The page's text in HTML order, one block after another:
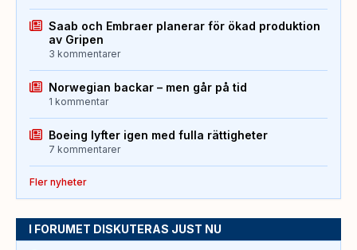
Saab och Embraer planerar för ökad produktion
av Gripen
3 kommentarer
Norwegian backar – men går på tid
1 kommentar
Boeing lyfter igen med fulla rättigheter
7 kommentarer
Fler nyheter
I FORUMET DISKUTERAS JUST NU